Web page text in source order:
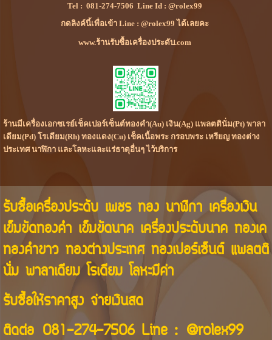
Tel :081-274-7506 Line Id :@rolex99
กดลิงค์นี้เพื่อเข้า Line : @rolex99 ได้เลยคะ
www.ร้านรับซื้อเครื่องประดับ.com
ร้านมีเครื่องเอกซเรย์เช็คเปอร์เซ็นต์ทองคำ(Au) เงิน(Ag) แพลตตินั่ม(Pt) พาลา
เดียม(Pd) โรเดียม(Rh) ทองแดง(Cu) เช็คเนื้อพระ กรอบพระ เหรียญ ทองต่าง
ประเทศ นาฬิกา และโลหะและแร่ธาตุอื่นๆ ไว้บริการ
รับซื้อเครื่องประดับ เพชร ทอง นาฬิกา เครื่องเงิน
เข็มขัดทองคำ เข็มขัดนาค เครื่องประดับนาค ทองเค
ทองคำขาว ทองต่างประเทศ ทองเปอร์เซ็นต์ แพลตติ
นั่ม พาลาเดียม โรเดียม โลหะมีค่า
รับซื้อให้ราคาสูง จ่ายเงินสด
ติดต่อ 081-274-7506Line : @rolex99